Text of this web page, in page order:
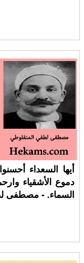
أيها السعداء
دموع الأشقياء
السماء. - مصطفى